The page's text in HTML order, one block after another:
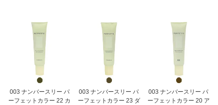
003 ナンバースリー パ
ーフェットカラー 22 カ
003 ナンバースリー パ
ーフェットカラー 23 ダ
003 ナンバースリー パ
ーフェットカラー 20 ア